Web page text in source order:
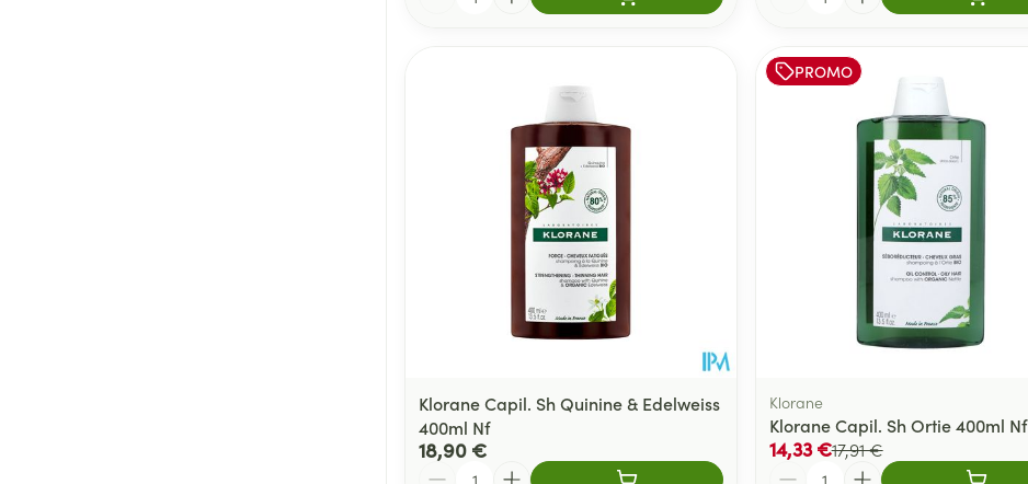
Klorane Capil. Sh Quinine & Edelweiss
400ml Nf
18,90 €
Quantité
PROMO
Klorane
Klorane Capil. Sh Ortie 400ml Nf
17,91 €
14,33 €
Quantité